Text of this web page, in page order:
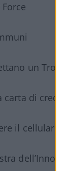
un Trojan
di credito
il cellulare